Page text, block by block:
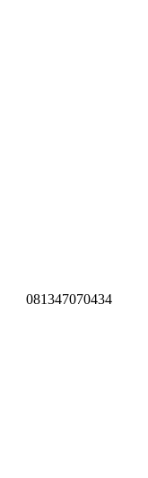
081347070434